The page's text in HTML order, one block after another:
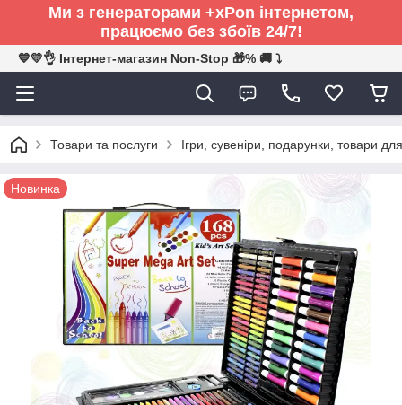
Ми з генераторами +xPon інтернетом,
працюємо без збоїв 24/7!
💙💛👌 Інтернет-магазин Non-Stop 🎁% 🚚 ⤵
Товари та послуги Ігри, сувеніри, подарунки, товари
Новинка